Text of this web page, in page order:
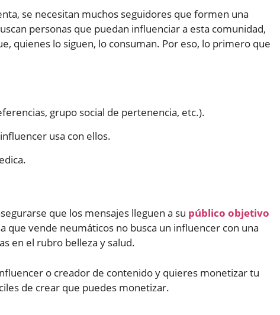
se necesitan muchos seguidores que formen una
personas que puedan influenciar a esta comunidad,
quienes lo siguen, lo consuman. Por eso, lo primero que
grupo social de pertenencia, etc.).
usa con ellos.
que los mensajes lleguen a su público objetivo
que vende neumáticos no busca un influencer con una
en el rubro belleza y salud.
o creador de contenido y quieres monetizar tu
de crear que puedes monetizar.